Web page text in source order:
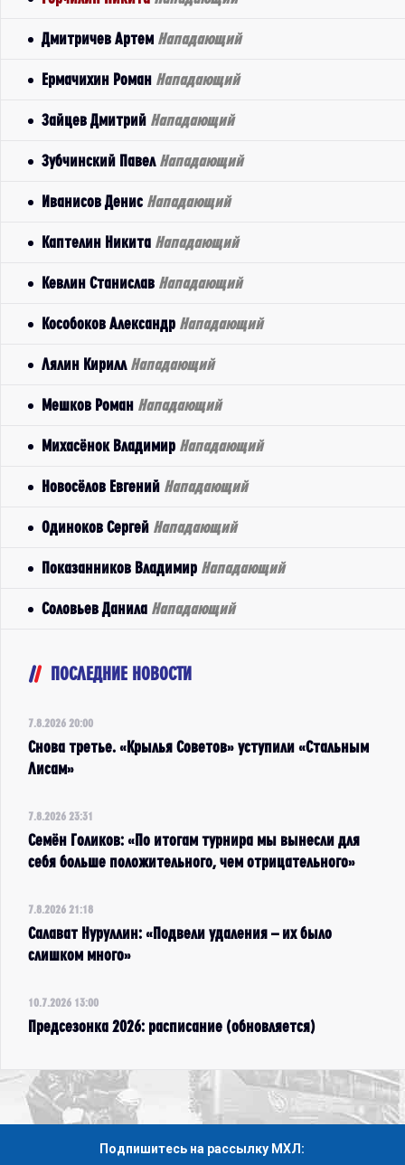
Дмитричев Артем Нападающий
Ермачихин Роман Нападающий
Зайцев Дмитрий Нападающий
Зубчинский Павел Нападающий
Иванисов Денис Нападающий
Каптелин Никита Нападающий
Кевлин Станислав Нападающий
Кособоков Александр Нападающий
Лялин Кирилл Нападающий
Мешков Роман Нападающий
Михасёнок Владимир Нападающий
Новосёлов Евгений Нападающий
Одиноков Сергей Нападающий
Показанников Владимир Нападающий
Соловьев Данила Нападающий
ПОСЛЕДНИЕ НОВОСТИ
7.8.2026 20:00
Снова третье. «Крылья Советов» уступили «Стальным
Лисам»
7.8.2026 23:31
Семён Голиков: «По итогам турнира мы вынесли для
себя больше положительного, чем отрицательного»
7.8.2026 21:18
Салават Нуруллин: «Подвели удаления – их было
слишком много»
10.7.2026 13:00
Предсезонка 2026: расписание (обновляется)
Подпишитесь на рассылку МХЛ: